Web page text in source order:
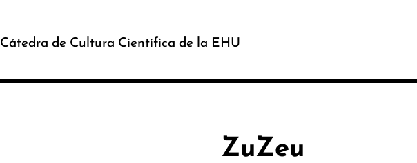
Cátedra de Cultura Científica de la EHU
ZuZeu